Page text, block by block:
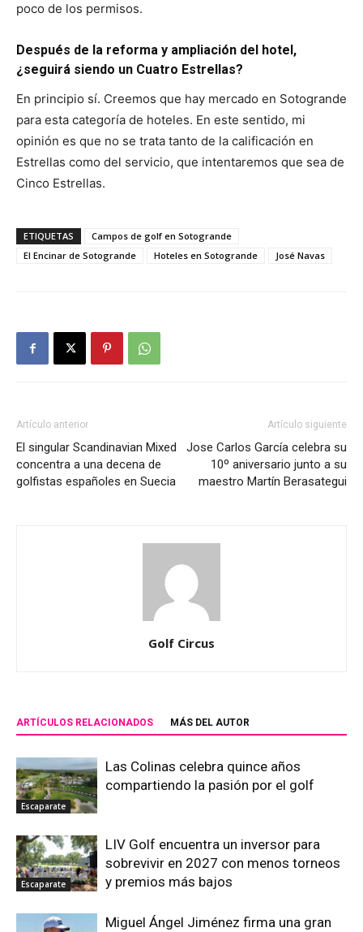
poco de los permisos.
Después de la reforma y ampliación del hotel,
¿seguirá siendo un Cuatro Estrellas?
En principio sí. Creemos que hay mercado en Sotogrande
para esta categoría de hoteles. En este sentido, mi
opinión es que no se trata tanto de la calificación en
Estrellas como del servicio, que intentaremos que sea de
Cinco Estrellas.
ETIQUETAS
Campos de golf en Sotogrande
El Encinar de Sotogrande
Hoteles en Sotogrande José Navas
Artículo anterior
El singular Scandinavian Mixed
concentra a una decena de
golfistas españoles en Suecia
Artículo siguiente
Jose Carlos García celebra su
10º aniversario junto a su
maestro Martín Berasategui
Golf Circus
ARTÍCULOS RELACIONADOS MÁS DEL AUTOR
Escaparate
Las Colinas celebra quince años
compartiendo la pasión por el golf
Escaparate
LIV Golf encuentra un inversor para
sobrevivir en 2027 con menos torneos
y premios más bajos
Miguel Ángel Jiménez firma una gran